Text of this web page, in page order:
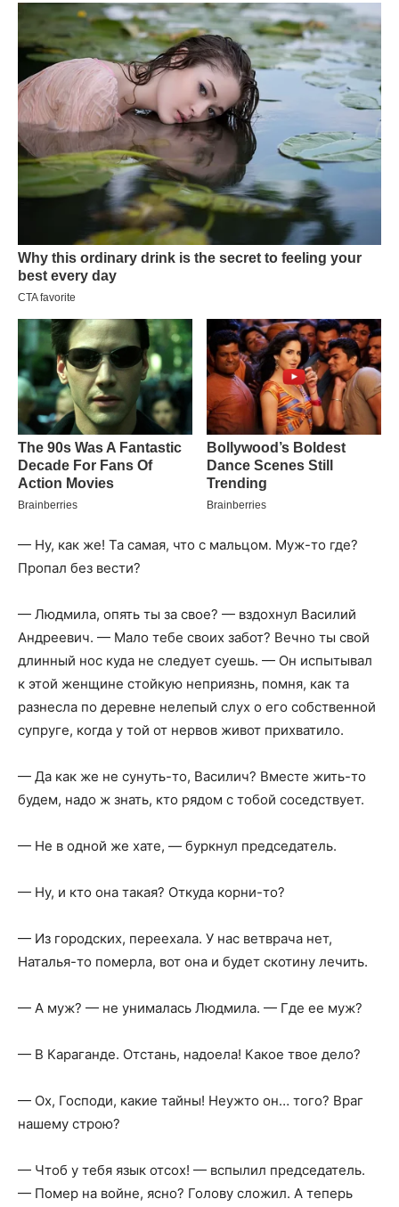
— Ну, как же! Та самая, что с мальцом. Муж-то где?
Пропал без вести?
— Людмила, опять ты за свое? — вздохнул Василий
Андреевич. — Мало тебе своих забот? Вечно ты свой
длинный нос куда не следует суешь. — Он испытывал
к этой женщине стойкую неприязнь, помня, как та
разнесла по деревне нелепый слух о его собственной
супруге, когда у той от нервов живот прихватило.
— Да как же не сунуть-то, Василич? Вместе жить-то
будем, надо ж знать, кто рядом с тобой соседствует.
— Не в одной же хате, — буркнул председатель.
— Ну, и кто она такая? Откуда корни-то?
— Из городских, переехала. У нас ветврача нет,
Наталья-то померла, вот она и будет скотину лечить.
— А муж? — не унималась Людмила. — Где ее муж?
— В Караганде. Отстань, надоела! Какое твое дело?
— Ох, Господи, какие тайны! Неужто он… того? Враг
нашему строю?
— Чтоб у тебя язык отсох! — вспылил председатель.
— Помер на войне, ясно? Голову сложил. А теперь